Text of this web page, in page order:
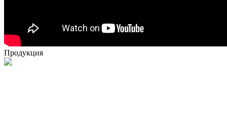
Продукция